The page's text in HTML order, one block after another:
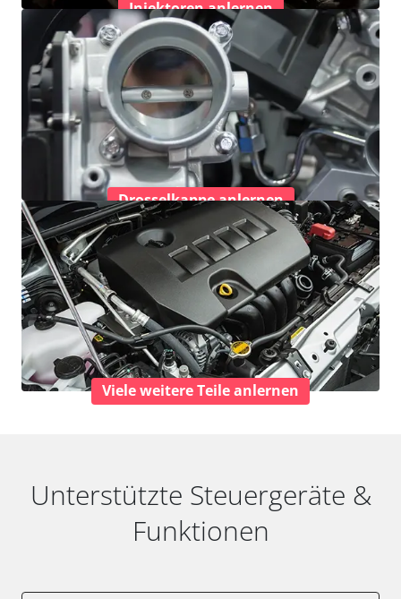
Injektoren anlernen
Drosselkappe anlernen
Viele weitere Teile anlernen
Unterstützte Steuergeräte &
Funktionen